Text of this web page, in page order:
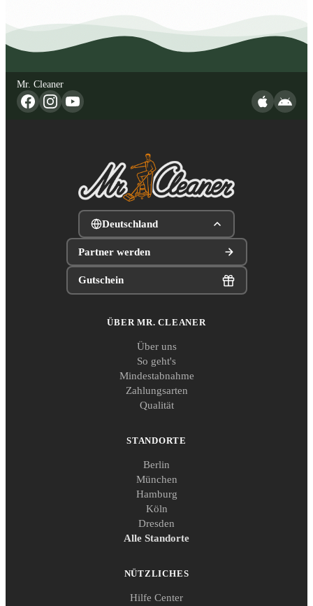
Mr. Cleaner
Deutschland
Partner werden
Gutschein
ÜBER MR. CLEANER
Über uns
So geht's
Mindestabnahme
Zahlungsarten
Qualität
STANDORTE
Berlin
München
Hamburg
Köln
Dresden
Alle Standorte
NÜTZLICHES
Hilfe Center